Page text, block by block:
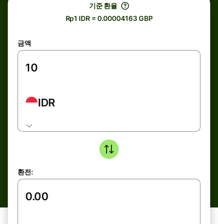
기준 환율
Rp1 IDR = 0.00004163 GBP
금액
IDR
환전: